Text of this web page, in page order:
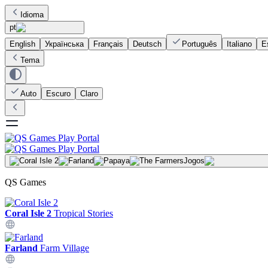
Idioma
pt
English
Українська Français Deutsch Português Italiano
Tema
Auto Escuro Claro
Jogos
QS Games
Coral Isle 2 Tropical Stories
Farland Farm Village